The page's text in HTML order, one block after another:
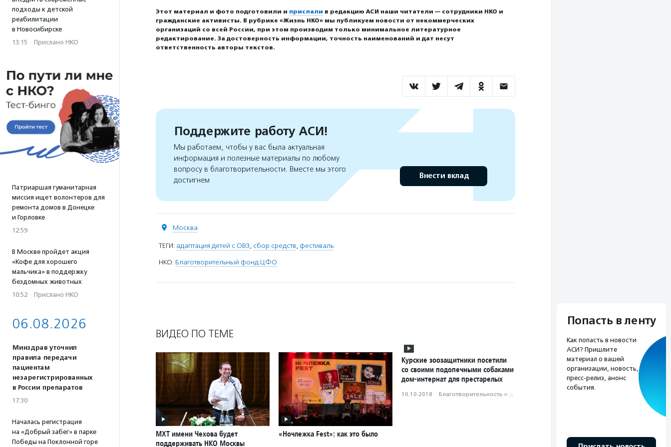
подходы к детской
реабилитации
в Новосибирске
13:15 · Прислано НКО
Патриаршая гуманитарная
миссия ищет волонтеров для
ремонта домов в Донецке
и Горловке
12:59
В Москве пройдет акция
«Кофе для хорошего
мальчика» в поддержку
бездомных животных
10:52 · Прислано НКО
06.08.2026
Минздрав уточнил
правила передачи
пациентам
незарегистрированных
в России препаратов
17:30
Началась регистрация
на «Добрый забег» в парке
Победы на Поклонной горе
Этот материал и фото подготовили и прислали в редакцию АСИ наши читатели — сотрудники НКО и
гражданские активисты. В рубрике «Жизнь НКО» мы публикуем новости от некоммерческих
организаций со всей России, при этом производим только минимальное литературное
редактирование. За достоверность информации, точность наименований и дат несут
ответственность авторы текстов.
Поддержите работу АСИ!
Мы работаем, чтобы у вас была актуальная
информация и полезные материалы по любому
вопросу в благотворительности. Вместе мы этого
достигнем
Внести вклад
Москва
ТЕГИ: адаптация детей с ОВЗ, сбор средств, фестиваль
НКО: Благотворительный фонд ЦФО
ВИДЕО ПО ТЕМЕ
МХТ имени Чехова будет
поддерживать НКО Москвы
«Ночлежка Fest»: как это было
Курские зоозащитники посетили
со своими подопечными собаками
дом-интернат для престарелых
10.10.2018 · Благотвори­тель­ность и доброволь­чест­во
Попасть в ленту
Как попасть в новости
АСИ? Пришлите
материал о вашей
организации, новость,
пресс-релиз, анонс
события.